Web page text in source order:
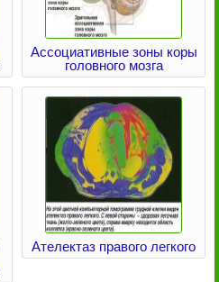
Ассоциативные зоны коры
головного мозга
Ателектаз правого легкого